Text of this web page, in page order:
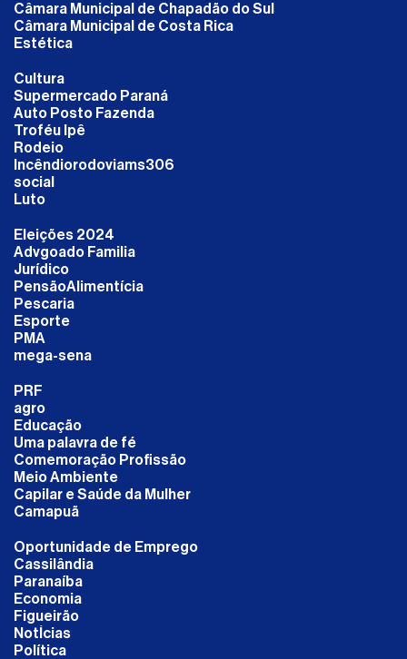
Câmara Municipal de Chapadão do Sul
Câmara Municipal de Costa Rica
Estética
Cultura
Supermercado Paraná
Auto Posto Fazenda
Troféu Ipê
Rodeio
Incêndiorodoviams306
social
Luto
Eleições 2024
Advgoado Familia
Jurídico
PensãoAlimentícia
Pescaria
Esporte
PMA
mega-sena
PRF
agro
Educação
Uma palavra de fé
Comemoração Profissão
Meio Ambiente
Capilar e Saúde da Mulher
Camapuã
Oportunidade de Emprego
Cassilândia
Paranaíba
Economia
Figueirão
NotÍcias
Política